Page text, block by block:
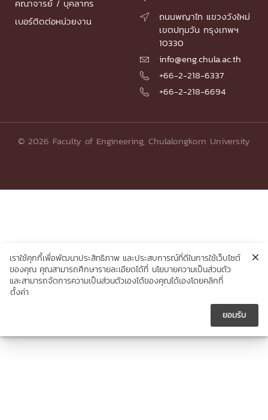

คณาจารย์ / บุคลากร
เบอร์ติดต่อหน่วยงาน

ถนนพญาไท แขวงวังใหม่
เขตปทุมวัน กรุงเทพฯ
10330
 info@eng.chula.ac.th
 +66-2-218-6337
 +66-2-218-6694
© 2026 Faculty of Engineering, Chulalongkorn University
เราใช้คุกกี้เพื่อพัฒนาประสิทธิภาพ และประสบการณ์ที่ดีในการใช้เว็บไซต์
ของคุณ คุณสามารถศึกษารายละเอียดได้ที่ นโยบายความเป็นส่วนตัว
และสามารถจัดการความเป็นส่วนตัวเองได้ของคุณได้เองโดยคลิกที่
ตั้งค่า
ยอมรับ